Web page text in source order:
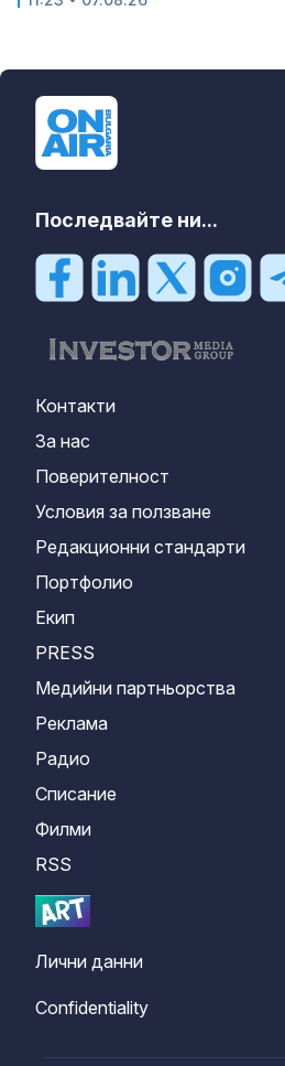
Последвайте ни...
Контакти
За нас
Поверителност
Условия за ползване
Редакционни стандарти
Портфолио
Екип
PRESS
Медийни партньорства
Реклама
Радио
Списание
Филми
RSS
Лични данни
Confidentiality